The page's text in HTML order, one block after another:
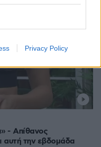
Privacy Policy
- Απίθανος
αυτή την εβδομάδα